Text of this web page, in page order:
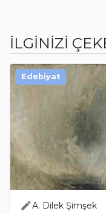
İLGİNİZİ
A. Dilek Şimşek
Edebiyat